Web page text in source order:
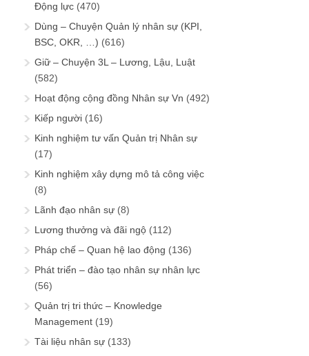
Động lực (470)
Dùng – Chuyện Quản lý nhân sự (KPI,
BSC, OKR, …) (616)
Giữ – Chuyện 3L – Lương, Lậu, Luật
(582)
Hoạt động cộng đồng Nhân sự Vn (492)
Kiếp người (16)
Kinh nghiệm tư vấn Quản trị Nhân sự
(17)
Kinh nghiệm xây dựng mô tả công việc
(8)
Lãnh đạo nhân sự (8)
Lương thưởng và đãi ngộ (112)
Pháp chế – Quan hệ lao động (136)
Phát triển – đào tạo nhân sự nhân lực
(56)
Quản trị tri thức – Knowledge
Management (19)
Tài liệu nhân sự (133)